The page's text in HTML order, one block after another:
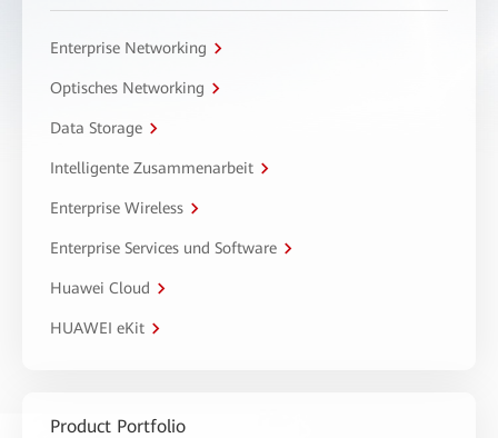
Enterprise Networking
Optisches Networking
Data Storage
Intelligente Zusammenarbeit
Enterprise Wireless
Enterprise Services und Software
Huawei Cloud
HUAWEI eKit
Product Portfolio